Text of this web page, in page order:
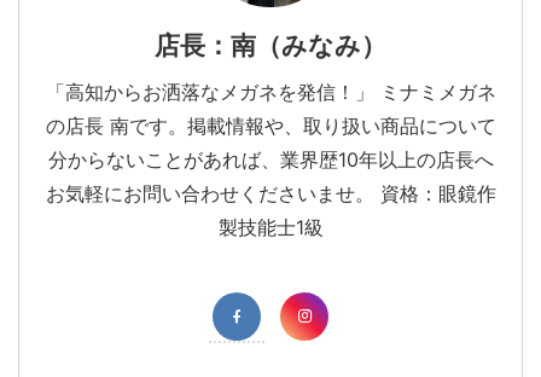
店長：南（みなみ）
「高知からお洒落なメガネを発信！」 ミナミメガネ
の店長 南です。掲載情報や、取り扱い商品について
分からないことがあれば、業界歴10年以上の店長へ
お気軽にお問い合わせくださいませ。 資格：眼鏡作
製技能士1級